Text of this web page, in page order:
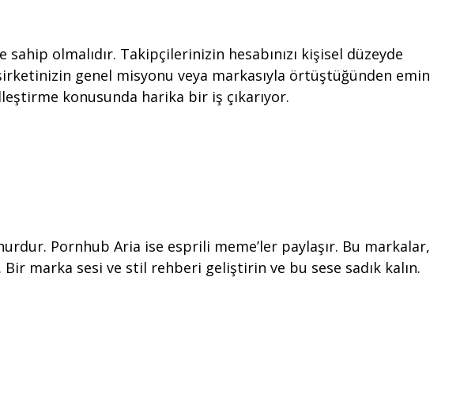
sahip olmalıdır. Takipçilerinizin hesabınızı kişisel düzeyde
genel misyonu veya markasıyla örtüştüğünden emin
konusunda harika bir iş çıkarıyor.
Pornhub Aria ise esprili meme’ler paylaşır. Bu markalar,
marka sesi ve stil rehberi geliştirin ve bu sese sadık kalın.